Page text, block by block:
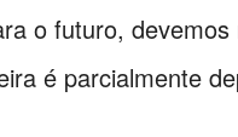
o futuro,
é parcialmente